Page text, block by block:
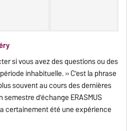
si vous avez des questions ou des
inhabituelle. » C’est la phrase
souvent au cours des dernières
semestre d’échange ERASMUS
certainement été une expérience